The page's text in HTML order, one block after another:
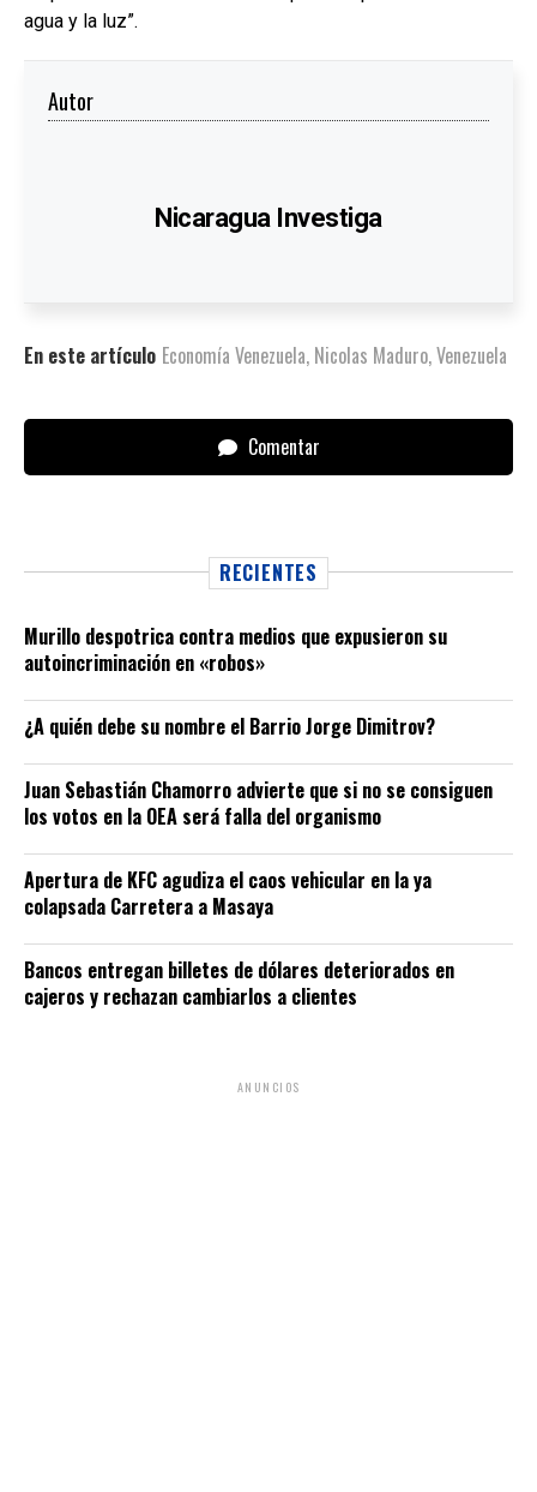
agua y la luz”.
Autor
Nicaragua Investiga
En este artículo Economía Venezuela, Nicolas Maduro,Venezuela
Comentar
RECIENTES
Murillo despotrica contra medios que expusieron su
autoincriminación en «robos»
¿A quién debe su nombre el Barrio Jorge Dimitrov?
Juan Sebastián Chamorro advierte que si no se consiguen
los votos en la OEA será falla del organismo
Apertura de KFC agudiza el caos vehicular en la ya
colapsada Carretera a Masaya
Bancos entregan billetes de dólares deteriorados en
cajeros y rechazan cambiarlos a clientes
ANUNCIOS